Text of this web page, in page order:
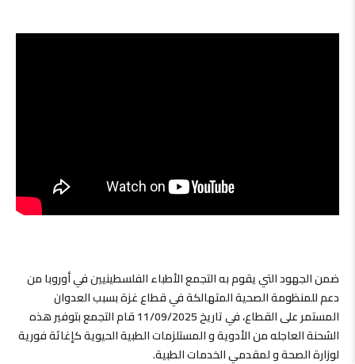
ضمن الجهود التي يقوم به التجمع الأطباء الفلسطينيين في أوروبا من
دعم للمنظومة الصحية المتهالكة في قطاع غزة بسبب العدوان
المستمر على القطاع، في تاريخ 11/09/2025 قام التجمع بتوفير هذه
الشحنة العاجله من الأدوية و المستلزمات الطبية الحيوية كإغاثة فورية
لوزارة الصحة و لمقدمي الخدمات الطبية.